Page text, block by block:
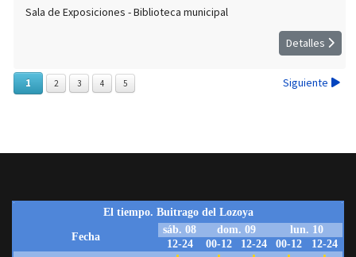
Sala de Exposiciones - Biblioteca municipal
Detalles
1 2 3 4 5 Siguiente